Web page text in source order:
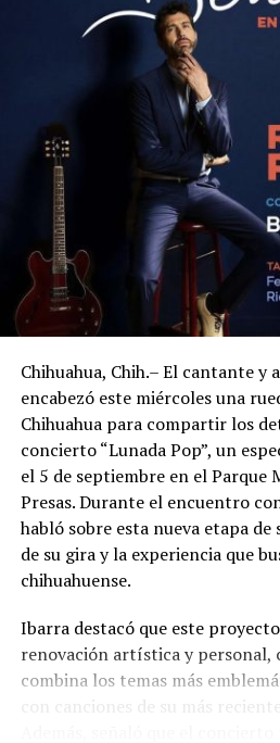
Chihuahua, Chih.– El cantante y
encabezó este miércoles una
Chihuahua para compartir los
concierto “Lunada Pop”, un
el 5 de septiembre en el
Presas. Durante el encuentro
habló sobre esta nueva etapa
de su gira y la experiencia que
chihuahuense.
Ibarra destacó que este
renovación artística y personal,
combina los temas más
con canciones de su más